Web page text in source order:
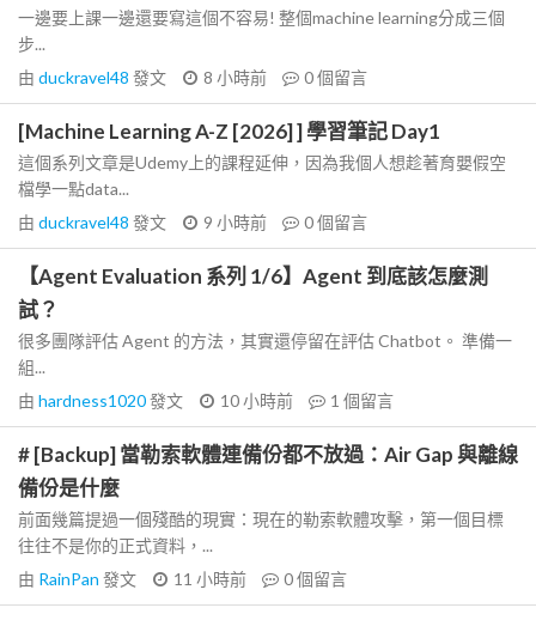
一邊要上課一邊還要寫這個不容易! 整個machine learning分成三個
步...
由 duckravel48 發文 8 小時前 0個留言
[Machine Learning A-Z [2026] ] 學習筆記 Day1
這個系列文章是Udemy上的課程延伸，因為我個人想趁著育嬰假空
檔學一點data...
由 duckravel48 發文 9 小時前 0個留言
【Agent Evaluation 系列 1/6】Agent 到底該怎麼測
試？
很多團隊評估 Agent 的方法，其實還停留在評估 Chatbot。 準備一
組...
由 hardness1020發文 10 小時前 1 個留言
# [Backup] 當勒索軟體連備份都不放過：Air Gap 與離線
備份是什麼
前面幾篇提過一個殘酷的現實：現在的勒索軟體攻擊，第一個目標
往往不是你的正式資料，...
由 RainPan 發文 11 小時前 0個留言